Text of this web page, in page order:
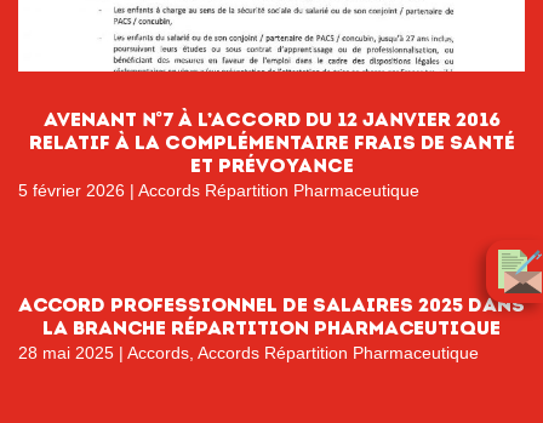
AVENANT n°7 à l’accord du 12 janvier 2016
relatif à la complémentaire frais de santé
et prévoyance
5 février 2026 | Accords Répartition Pharmaceutique
ACCORD PROFESSIONNEL DE SALAIRES 2025 DANS
LA BRANCHE RÉPARTITION PHARMACEUTIQUE
28 mai 2025 | Accords Accords Répartition Pharmaceutique